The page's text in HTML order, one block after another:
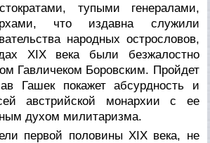
тупыми генералами,
что издавна служили
народных острословов,
XIX века были безжалостно
Гавличеком Боровским. Пройдет
Гашек покажет абсурдность и
австрийской монархии с ее
духом милитаризма.
первой половины XIX века, не